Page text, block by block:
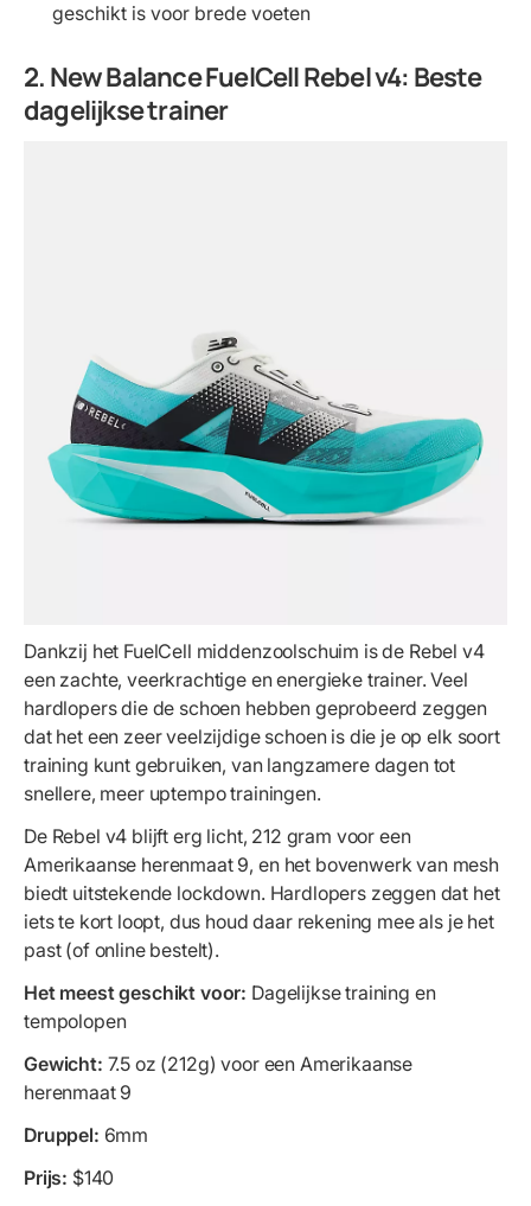
geschikt is voor brede voeten
2. New Balance FuelCell Rebel v4: Beste
dagelijkse trainer
Dankzij het FuelCell middenzoolschuim is de Rebel v4
een zachte, veerkrachtige en energieke trainer. Veel
hardlopers die de schoen hebben geprobeerd zeggen
dat het een zeer veelzijdige schoen is die je op elk soort
training kunt gebruiken, van langzamere dagen tot
snellere, meer uptempo trainingen.
De Rebel v4 blijft erg licht, 212 gram voor een
Amerikaanse herenmaat 9, en het bovenwerk van mesh
biedt uitstekende lockdown. Hardlopers zeggen dat het
iets te kort loopt, dus houd daar rekening mee als je het
past (of online bestelt).
Het meest geschikt voor: Dagelijkse training en
tempolopen
Gewicht: 7.5 oz (212g) voor een Amerikaanse
herenmaat 9
Druppel: 6mm
Prijs: $140